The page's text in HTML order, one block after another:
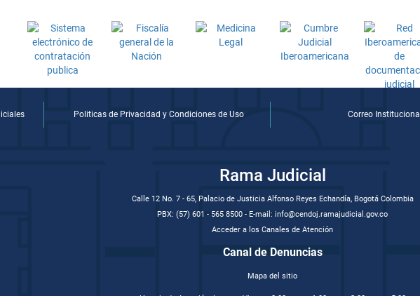
Politicas de Privacidad y Condiciones de Uso Correo Institucional
Rama Judicial
Calle 12 No. 7 - 65, Palacio de Justicia Alfonso Reyes Echandía, Bogotá Colombia
PBX: (57) 601 - 565 8500 - E-mail: info@cendoj.ramajudicial.gov.co
Acceder a los Canales de Atención
Canal de Denuncias
Mapa del sitio